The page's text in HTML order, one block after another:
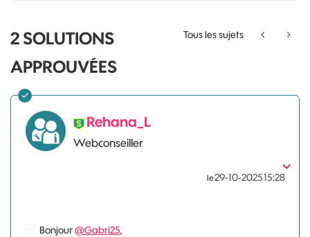
Tous les sujets
2 SOLUTIONS
APPROUVÉES
Rehana_L
Webconseiller
le‎29-10-202515:28
Bonjour@Gabri25,